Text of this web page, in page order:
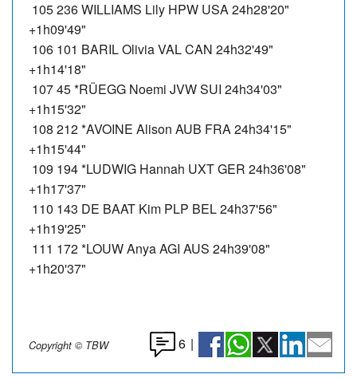
105 236 WILLIAMS Lily HPW USA 24h28'20"
+1h09'49"
106 101 BARIL Olivia VAL CAN 24h32'49"
+1h14'18"
107 45 *RÜEGG Noemi JVW SUI 24h34'03"
+1h15'32"
108 212 *AVOINE Alison AUB FRA 24h34'15"
+1h15'44"
109 194 *LUDWIG Hannah UXT GER 24h36'08"
+1h17'37"
110 143 DE BAAT Kim PLP BEL 24h37'56"
+1h19'25"
111 172 *LOUW Anya AGI AUS 24h39'08"
+1h20'37"
Copyright © TBW 6 |